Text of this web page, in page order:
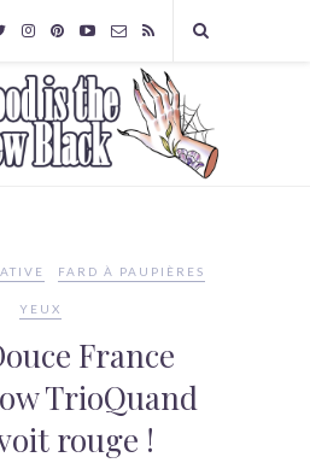
FARD À PAUPIÈRES
YEUX
France
TrioQuand
rouge !